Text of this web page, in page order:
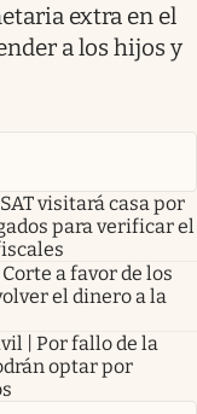
extra en el
a los hijos y
visitará casa por
para verificar el
a favor de los
el dinero a la
| Por fallo de la
optar por